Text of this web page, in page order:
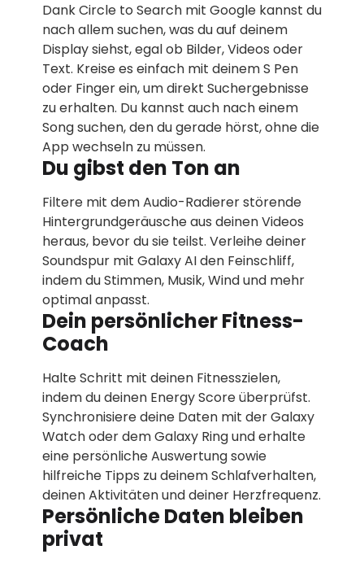
Dank Circle to Search mit Google kannst du
nach allem suchen, was du auf deinem
Display siehst, egal ob Bilder, Videos oder
Text. Kreise es einfach mit deinem S Pen
oder Finger ein, um direkt Suchergebnisse
zu erhalten. Du kannst auch nach einem
Song suchen, den du gerade hörst, ohne die
App wechseln zu müssen.
Du gibst den Ton an
Filtere mit dem Audio-Radierer störende
Hintergrundgeräusche aus deinen Videos
heraus, bevor du sie teilst. Verleihe deiner
Soundspur mit Galaxy AI den Feinschliff,
indem du Stimmen, Musik, Wind und mehr
optimal anpasst.
Dein persönlicher Fitness-
Coach
Halte Schritt mit deinen Fitnesszielen,
indem du deinen Energy Score überprüfst.
Synchronisiere deine Daten mit der Galaxy
Watch oder dem Galaxy Ring und erhalte
eine persönliche Auswertung sowie
hilfreiche Tipps zu deinem Schlafverhalten,
deinen Aktivitäten und deiner Herzfrequenz.
Persönliche Daten bleiben
privat